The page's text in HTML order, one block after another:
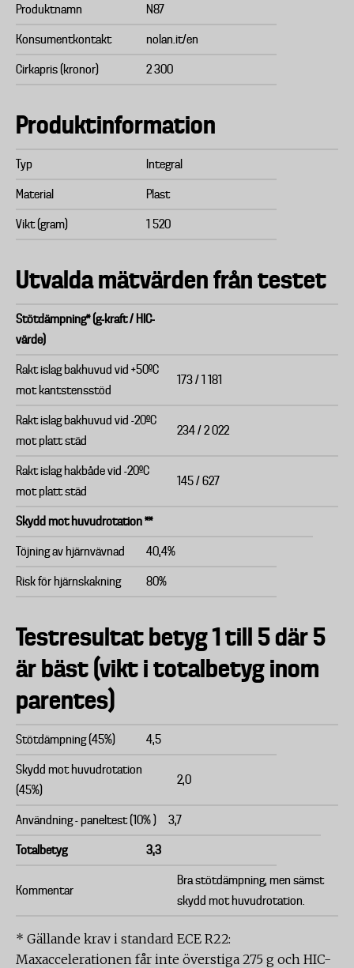
Produktnamn N87
Konsumentkontakt nolan.it/en
Cirkapris (kronor) 2 300
Produktinformation
Typ Integral
Material Plast
Vikt (gram) 1 520
Utvalda mätvärden från testet
Stötdämpning* (g-kraft / HIC-
värde)
Rakt islag bakhuvud vid +50ºC
mot kantstensstöd
173 / 1 181
Rakt islag bakhuvud vid -20ºC
mot platt städ
234 / 2 022
Rakt islag hakbåde vid -20ºC
mot platt städ
145 / 627
Skydd mot huvudrotation **
Töjning av hjärnvävnad 40,4%
Risk för hjärnskakning 80%
Testresultat betyg 1 till 5 där 5
är bäst (vikt i totalbetyg inom
parentes)
Stötdämpning (45%) 4,5
Skydd mot huvudrotation
(45%)
2,0
Användning - paneltest (10% ) 3,7
Totalbetyg 3,3
Kommentar
Bra stötdämpning, men sämst
skydd mot huvudrotation.
* Gällande krav i standard ECE R22:
Maxaccelerationen får inte överstiga 275 g och HIC-